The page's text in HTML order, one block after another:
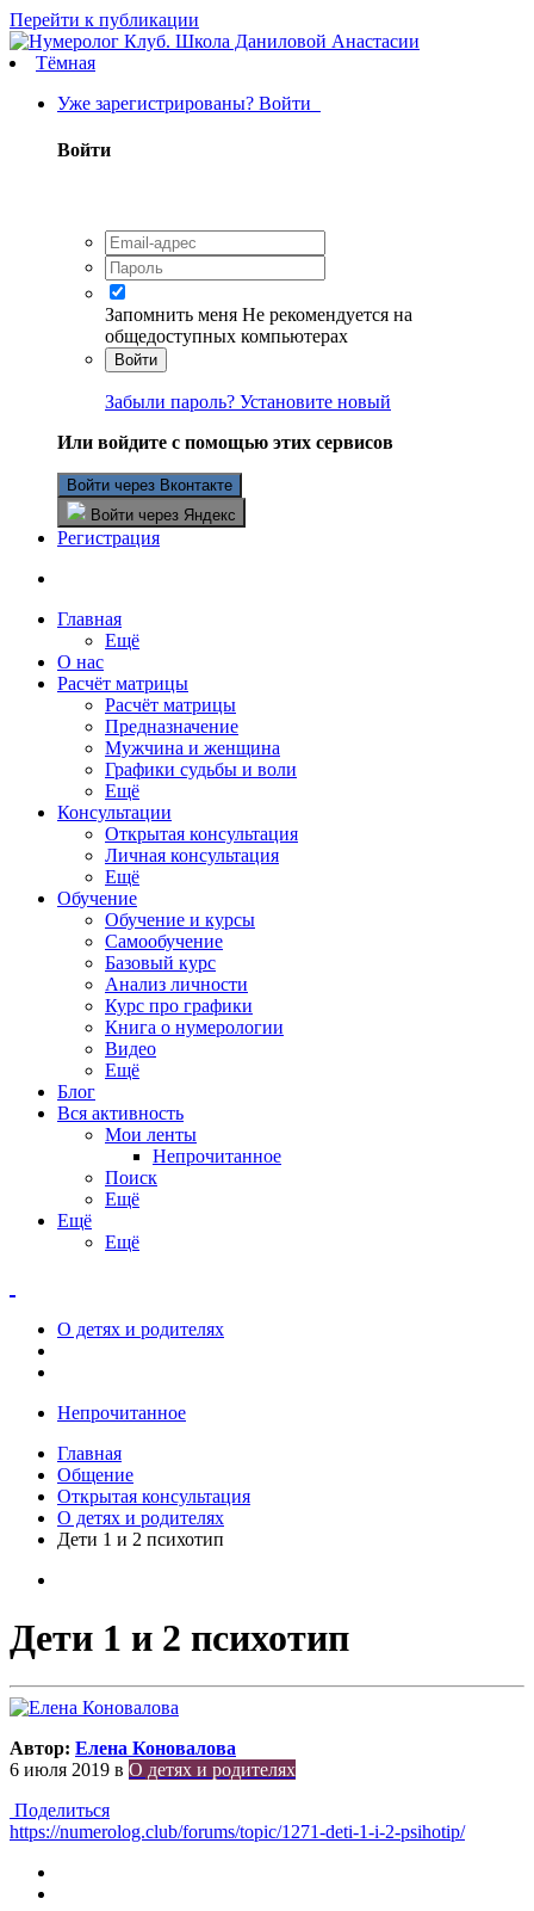
Перейти к публикации
Тёмная
Уже зарегистрированы? Войти
Войти
Запомнить меня Не рекомендуется на
общедоступных компьютерах
Войти
Забыли пароль? Установите новый
Или войдите с помощью этих сервисов
Войти через Вконтакте
Войти через Яндекс
Регистрация
Главная
Ещё
О нас
Расчёт матрицы
Расчёт матрицы
Предназначение
Мужчина и женщина
Графики судьбы и воли
Ещё
Консультации
Открытая консультация
Личная консультация
Ещё
Обучение
Обучение и курсы
Самообучение
Базовый курс
Анализ личности
Курс про графики
Книга о нумерологии
Видео
Ещё
Блог
Вся активность
Мои ленты
Непрочитанное
Поиск
Ещё
Ещё
Ещё
О детях и родителях
Непрочитанное
Главная
Общение
Открытая консультация
О детях и родителях
Дети 1 и 2 психотип
Дети 1 и 2 психотип
Автор: Елена Коновалова
6 июля 2019 в О детях и родителях
Поделиться
https://numerolog.club/forums/topic/1271-deti-1-i-2-psihotip/